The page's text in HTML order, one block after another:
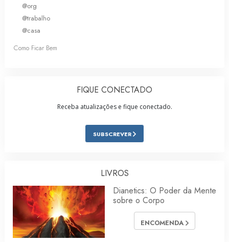
@org
@trabalho
@casa
Como Ficar Bem
FIQUE CONECTADO
Receba atualizações e fique conectado.
SUBSCREVER
LIVROS
Dianetics: O Poder da Mente
sobre o Corpo
ENCOMENDA